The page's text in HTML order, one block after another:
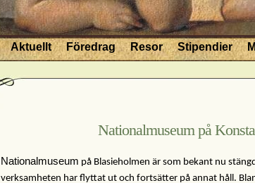
Aktuellt Föredrag Resor Stipendier
Nationalmuseum på
Nationalmuseum på Blasieholmen är som bekant nu
verksamheten har flyttat ut och fortsätter på annat håll.